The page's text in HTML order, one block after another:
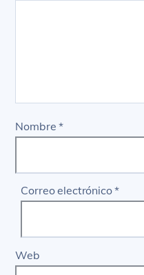
Nombre*
Correo electrónico*
Web